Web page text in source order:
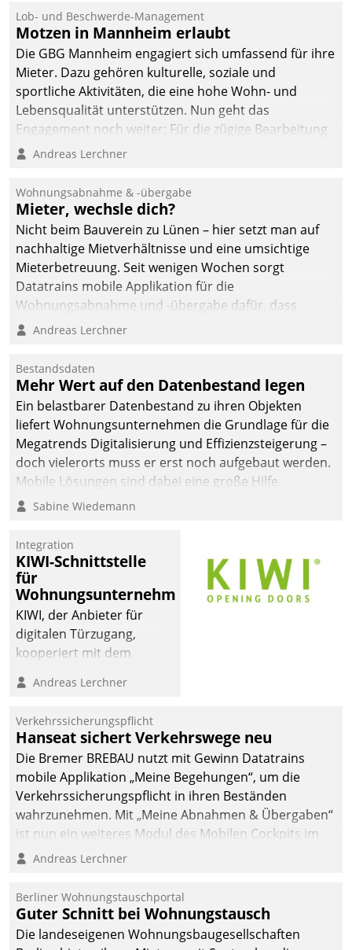
Ressort Kapitalanlage für
künftige Aufgaben und
Herausforderungen
gerüstet.
Lob- und Beschwerde-Management
Motzen in Mannheim erlaubt
Die GBG Mannheim engagiert sich umfassend für ihre
Mieter. Dazu gehören kulturelle, soziale und
sportliche Aktivitäten, die eine hohe Wohn- und
Lebensqualität unterstützen. Nun geht das
Engagement noch weiter: Für die zügige Bearbeitung
von Beschwerden – oder Lob – richtet das
und Beschwerde-Management einen eigenen Kanal
ein.
Andreas Lerchner
Wohnungsabnahme & -übergabe
Mieter, wechsle dich?
Nicht beim Bauverein zu Lünen – hier setzt man auf
nachhaltige Mietverhältnisse und eine umsichtige
Mieterbetreuung. Seit wenigen Wochen sorgt
Datatrains mobile Applikation für die
Wohnungsabnahme und -übergabe dafür, dass
Mieter wohlgeordnet kommen und, so es sein muss,
Andreas Lerchner
Bestandsdaten
Mehr Wert auf den Datenbestand legen
Ein belastbarer Datenbestand zu ihren Objekten
liefert Wohnungsunternehmen die Grundlage für die
Megatrends Digitalisierung und Effizienzsteigerung –
doch vielerorts muss er erst noch aufgebaut werden.
Mobile Lösungen sind dabei eine große Hilfe.
Sabine Wiedemann
Integration
KIWI-Schnittstelle
für
Wohnungsunternehmen
KIWI, der Anbieter für
digitalen Türzugang,
kooperiert mit dem
Softwareentwicklungshaus
Andreas Lerchner
Verkehrssicherungspflicht
Hanseat sichert Verkehrswege neu
Die Bremer BREBAU nutzt mit Gewinn Datatrains
mobile Applikation „Meine Begehungen“, um die
Verkehrssicherungspflicht in ihren Beständen
wahrzunehmen. Mit „Meine Abnahmen & Übergaben“
ist nun ein weiteres Modul des Mobilen Cockpits im
Einsatz.
Andreas Lerchner
Berliner Wohnungstauschportal
Guter Schnitt bei Wohnungstausch
Die landeseigenen Wohnungsbaugesellschaften